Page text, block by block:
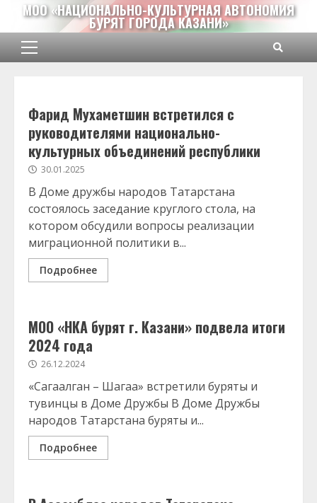
Перейти
содержимому
МОО «НАЦИОНАЛЬНО-КУЛЬТУРНАЯ АВТОНОМИЯ
БУРЯТ ГОРОДА КАЗАНИ»
Основное
Фарид Мухаметшин встретился с
руководителями национально-
культурных объединений республики
30.01.2025
В Доме дружбы народов Татарстана
состоялось заседание круглого стола, на
котором обсудили вопросы реализации
миграционной политики в...
Подробнее
МОО «НКА бурят г. Казани» подвела итоги
2024 года
26.12.2024
«Сагаалган – Шагаа» встретили буряты и
тувинцы в Доме Дружбы В Доме Дружбы
народов Татарстана буряты и...
Подробнее